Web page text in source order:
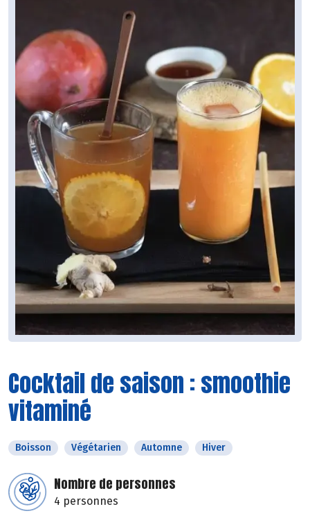
Cocktail de saison : smoothie
vitaminé
Boisson Végétarien Automne Hiver
Nombre de personnes
4 personnes